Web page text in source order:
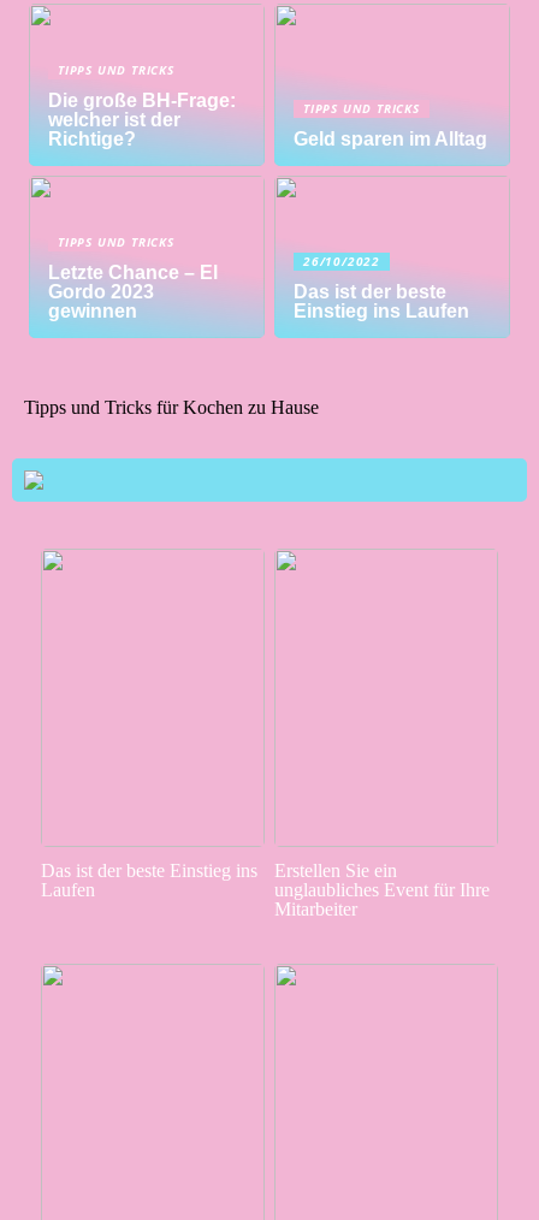
TIPPS UND TRICKS
Die große BH-Frage:
welcher ist der
Richtige?
TIPPS UND TRICKS
Geld sparen im Alltag
TIPPS UND TRICKS
Letzte Chance – El
Gordo 2023
gewinnen
26/10/2022
Das ist der beste
Einstieg ins Laufen
Tipps und Tricks für Kochen zu Hause
Das ist der beste Einstieg ins
Laufen
Erstellen Sie ein
unglaubliches Event für Ihre
Mitarbeiter